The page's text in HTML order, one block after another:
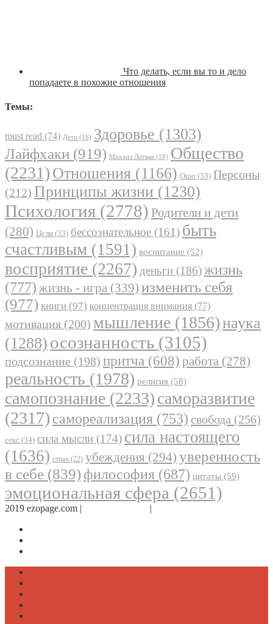
Что делать, если вы то и дело
попадаете в похожие отношения
Темы:
must read (74) Дети (16) Здоровье (1303)
Лайфхаки (919) Михаил Литвак (18) Общество
(2231) Отношения (1166) Ошо (33) Персоны
(212) Принципы жизни (1230)
Психология (2778) Родители и дети
(280) Цели (33) бессознательное (161) быть
счастливым (1591) воспитание (52)
восприятие (2267) деньги (186)жизнь
(777) жизнь - игра (339) изменить себя
(977) книги (97) концентрация внимания (77)
мотивация (200) мышление (1856)наука
(1288) осознанность (3105)
подсознание (198) притча (608) работа (278)
реальность (1978) религия (58)
самопознание (2233)саморазвитие
(2317) самореализация (753) свобода (256)
секс (34) сила мысли (174) сила настоящего
(1636) страх (22) убеждения (294) уверенность
в себе (839) философия (687) цитаты (59)
эмоциональная сфера (2651)
2019 ezopage.com | |